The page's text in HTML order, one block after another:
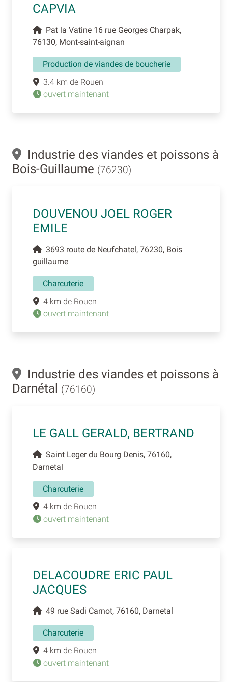
CAPVIA
Pat la Vatine 16 rue Georges Charpak,
76130, Mont-saint-aignan
Production de viandes de boucherie
3.4 km de Rouen
ouvert maintenant
Industrie des viandes et poissons à
Bois-Guillaume (76230)
DOUVENOU JOEL ROGER
EMILE
3693 route de Neufchatel, 76230, Bois
guillaume
Charcuterie
4 km de Rouen
ouvert maintenant
Industrie des viandes et poissons à
Darnétal (76160)
LE GALL GERALD, BERTRAND
Saint Leger du Bourg Denis, 76160,
Darnetal
Charcuterie
4 km de Rouen
ouvert maintenant
DELACOUDRE ERIC PAUL
JACQUES
49 rue Sadi Carnot, 76160, Darnetal
Charcuterie
4 km de Rouen
ouvert maintenant